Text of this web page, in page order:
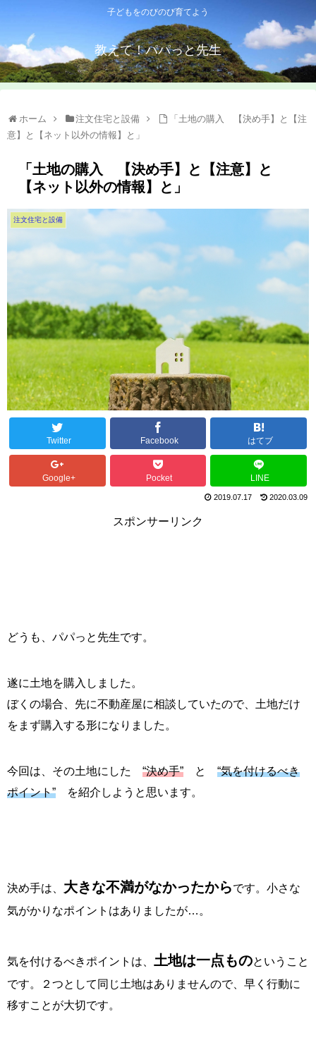
子どもをのびのび育てよう
教えて！パパっと先生
ホーム 注文住宅と設備
「土地の購入 【決め手】と【注
意】と【ネット以外の情報】と」
「土地の購入 【決め手】と【注意】と
【ネット以外の情報】と」
注文住宅と設備
Twitter Facebook はてブ
Google+ Pocket LINE
2019.07.17 2020.03.09
スポンサーリンク
どうも、パパっと先生です。
遂に土地を購入しました。
ぼくの場合、先に不動産屋に相談していたので、土地だけ
をまず購入する形になりました。
今回は、その土地にした “決め手” と “気を付けるべき
ポイント” を紹介しようと思います。
決め手は、 大きな不満がなかったからです。小さな
気がかりなポイントはありましたが…。
気を付けるべきポイントは、 土地は一点ものということ
です。２つとして同じ土地はありませんので、早く行動に
移すことが大切です。